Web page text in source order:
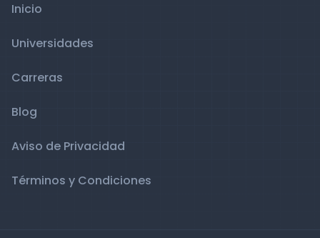
Inicio
Universidades
Carreras
Blog
Aviso de Privacidad
Términos y Condiciones